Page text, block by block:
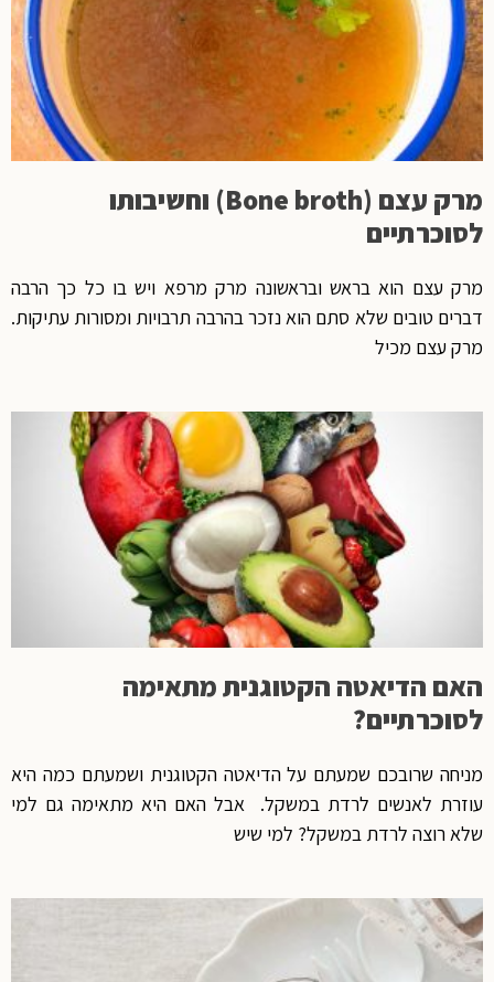
מרק עצם (Bone broth) וחשיבותו
לסוכרתיים
מרק עצם הוא בראש ובראשונה מרק מרפא ויש בו כל כך הרבה
דברים טובים שלא סתם הוא נזכר בהרבה תרבויות ומסורות עתיקות.
מרק עצם מכיל
האם הדיאטה הקטוגנית מתאימה
לסוכרתיים?
מניחה שרובכם שמעתם על הדיאטה הקטוגנית ושמעתם כמה היא
עוזרת לאנשים לרדת במשקל. אבל האם היא מתאימה גם למי
שלא רוצה לרדת במשקל? למי שיש